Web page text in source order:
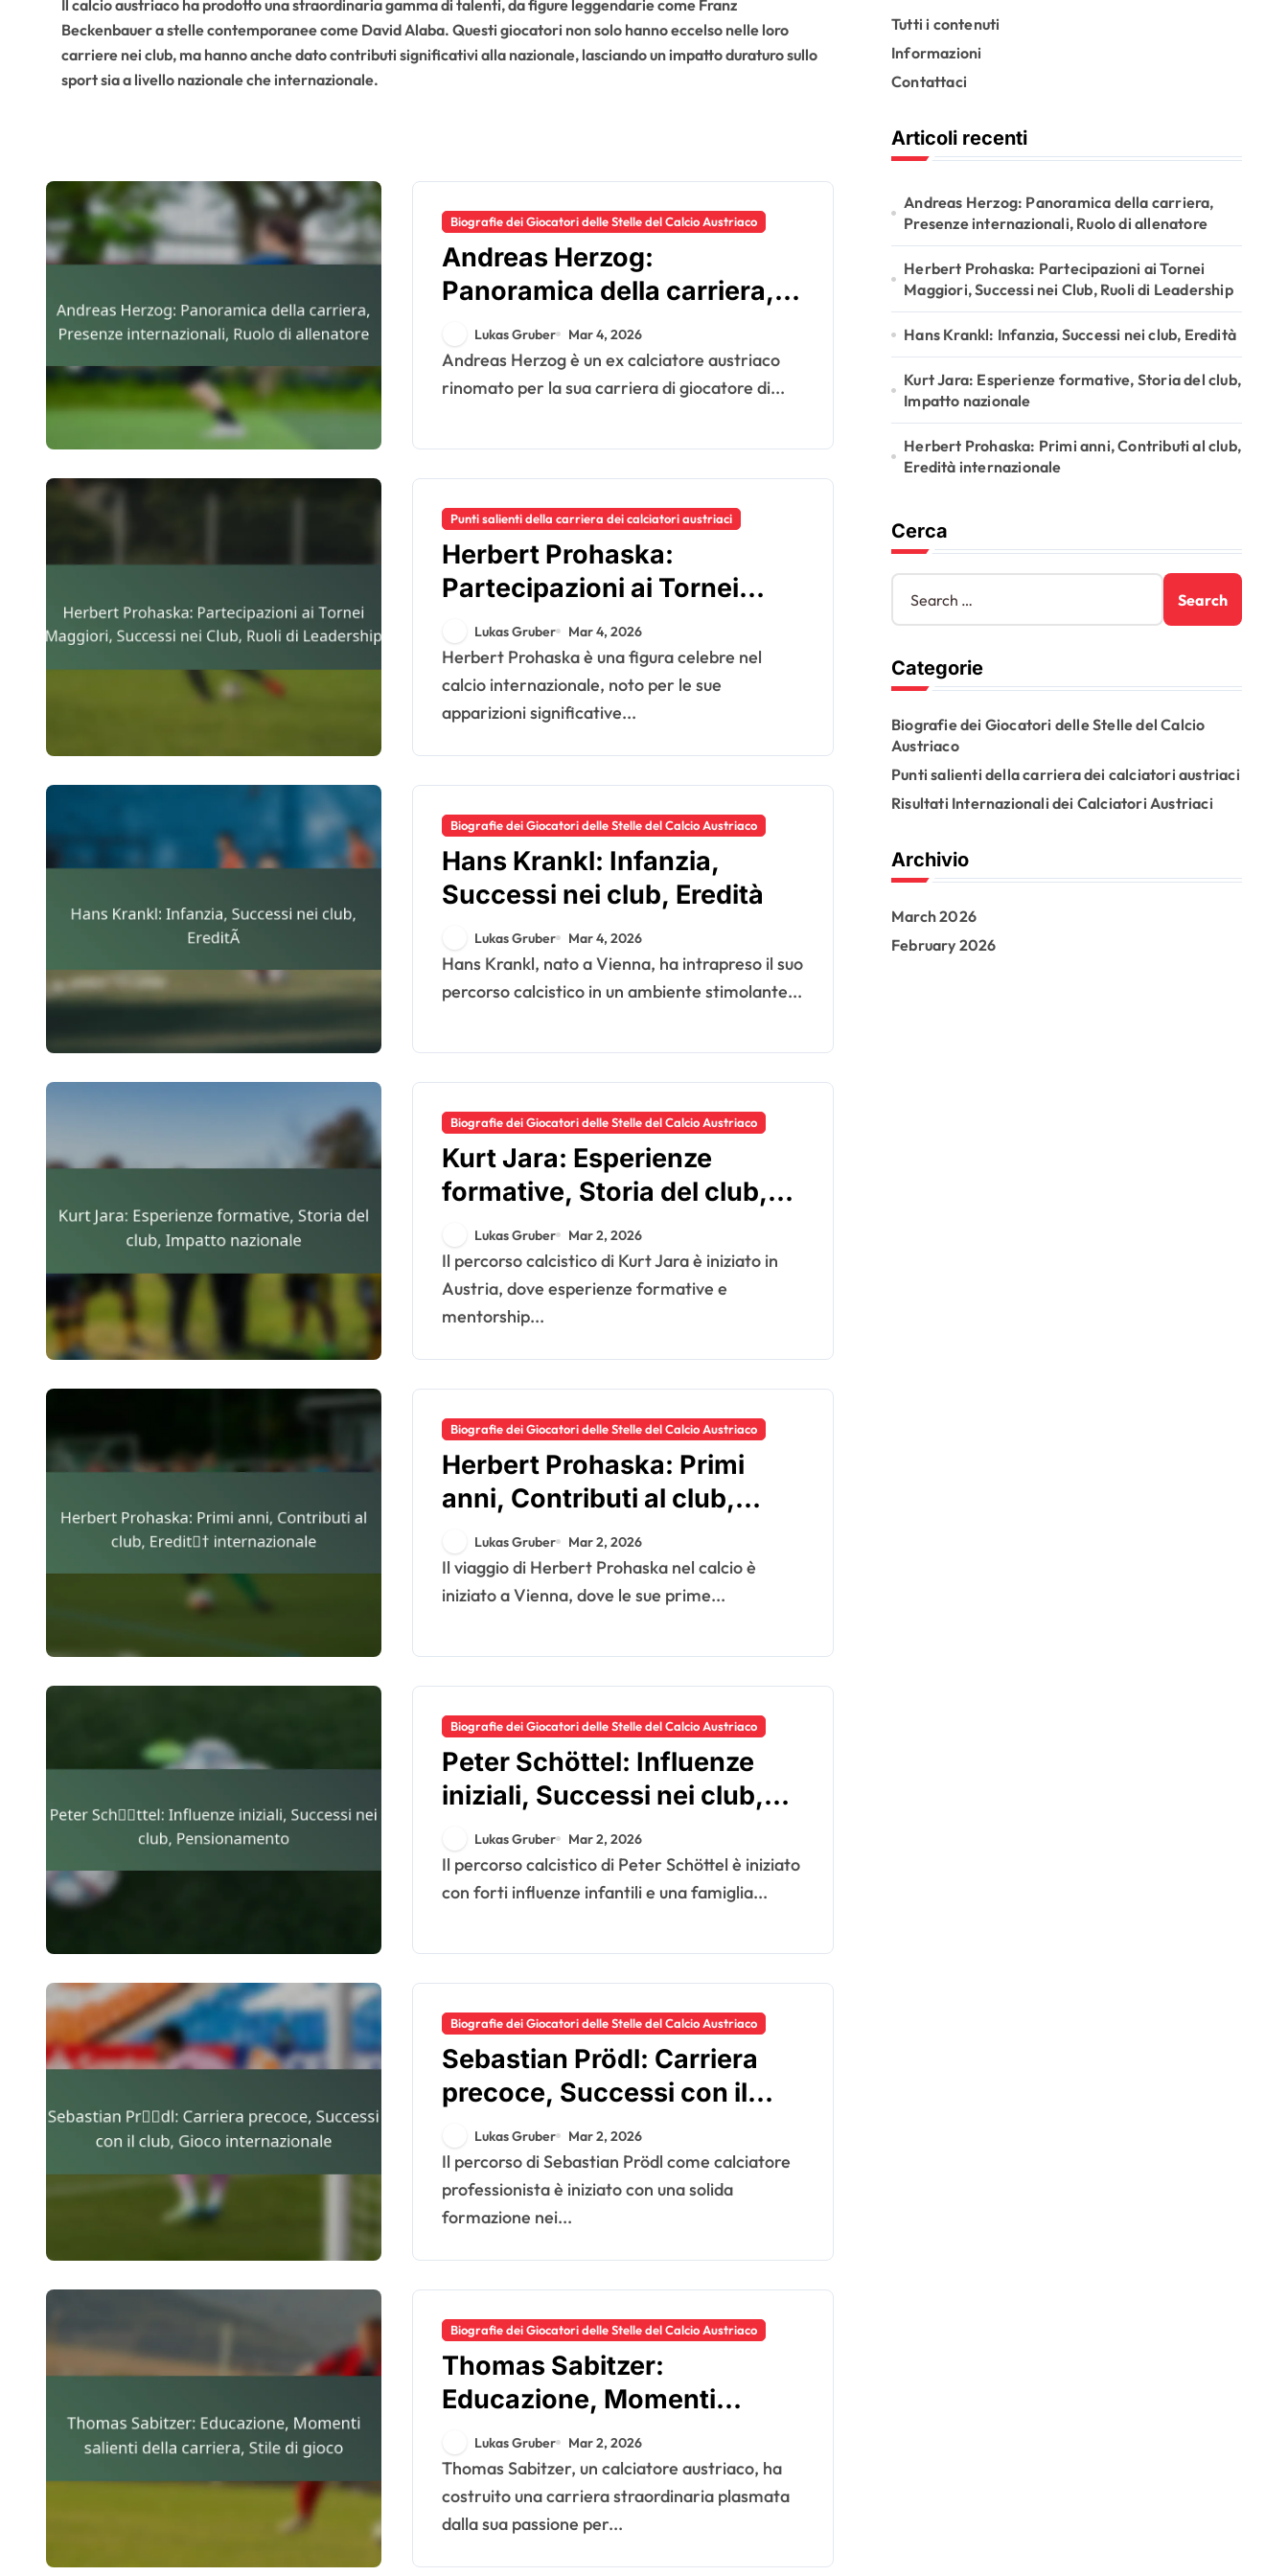
Il calcio austriaco ha prodotto una straordinaria gamma di talenti, da figure leggendarie come Franz
Beckenbauer a stelle contemporanee come David Alaba. Questi giocatori non solo hanno eccelso nelle loro
carriere nei club, ma hanno anche dato contributi significativi alla nazionale, lasciando un impatto duraturo sullo
sport sia a livello nazionale che internazionale.
Biografie dei Giocatori delle Stelle del Calcio Austriaco
Andreas Herzog:
Panoramica della carriera,
Presenze internazionali,
Ruolo di allenatore
Lukas Gruber Mar 4, 2026
Andreas Herzog è un ex calciatore austriaco
rinomato per la sua carriera di giocatore di...
Punti salienti della carriera dei calciatori austriaci
Herbert Prohaska:
Partecipazioni ai Tornei
Maggiori, Successi nei Club,
Ruoli di Leadership
Lukas Gruber Mar 4, 2026
Herbert Prohaska è una figura celebre nel
calcio internazionale, noto per le sue
apparizioni significative...
Biografie dei Giocatori delle Stelle del Calcio Austriaco
Hans Krankl: Infanzia,
Successi nei club, Eredità
Lukas Gruber Mar 4, 2026
Hans Krankl, nato a Vienna, ha intrapreso il suo
percorso calcistico in un ambiente stimolante...
Biografie dei Giocatori delle Stelle del Calcio Austriaco
Kurt Jara: Esperienze
formative, Storia del club,
Impatto nazionale
Lukas Gruber Mar 2, 2026
Il percorso calcistico di Kurt Jara è iniziato in
Austria, dove esperienze formative e
mentorship...
Biografie dei Giocatori delle Stelle del Calcio Austriaco
Herbert Prohaska: Primi
anni, Contributi al club,
Eredità internazionale
Lukas Gruber Mar 2, 2026
Il viaggio di Herbert Prohaska nel calcio è
iniziato a Vienna, dove le sue prime...
Biografie dei Giocatori delle Stelle del Calcio Austriaco
Peter Schöttel: Influenze
iniziali, Successi nei club,
Pensionamento
Lukas Gruber Mar 2, 2026
Il percorso calcistico di Peter Schöttel è iniziato
con forti influenze infantili e una famiglia...
Biografie dei Giocatori delle Stelle del Calcio Austriaco
Sebastian Prödl: Carriera
precoce, Successi con il
club, Gioco internazionale
Lukas Gruber Mar 2, 2026
Il percorso di Sebastian Prödl come calciatore
professionista è iniziato con una solida
formazione nei...
Biografie dei Giocatori delle Stelle del Calcio Austriaco
Thomas Sabitzer:
Educazione, Momenti
salienti della carriera, Stile di
gioco
Lukas Gruber Mar 2, 2026
Thomas Sabitzer, un calciatore austriaco, ha
costruito una carriera straordinaria plasmata
dalla sua passione per...
Tutti i contenuti
Informazioni
Contattaci
Articoli recenti
Andreas Herzog: Panoramica della carriera,
Presenze internazionali, Ruolo di allenatore
Herbert Prohaska: Partecipazioni ai Tornei
Maggiori, Successi nei Club, Ruoli di Leadership
Hans Krankl: Infanzia, Successi nei club, Eredità
Kurt Jara: Esperienze formative, Storia del club,
Impatto nazionale
Herbert Prohaska: Primi anni, Contributi al club,
Eredità internazionale
Cerca
S
a
c
h
o
r
:
Categorie
Biografie dei Giocatori delle Stelle del Calcio
Austriaco
Punti salienti della carriera dei calciatori austriaci
Risultati Internazionali dei Calciatori Austriaci
Archivio
March 2026
February 2026